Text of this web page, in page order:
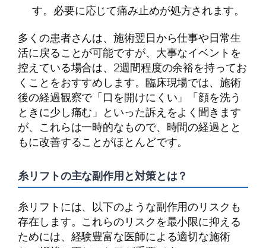
す。必要に応じて痛み止めが処方されます。
多くの患者さんは、施術翌日から仕事や日常生
活に戻ることが可能ですが、大事なイベントを
控えている場合は、2週間程度の余裕を持ってお
くことをおすすめします。臨床現場では、施術
後の経過観察で「口を開けにくい」「顔を洗う
ときに少し痛む」といった訴えをよく聞きます
が、これらは一時的なもので、時間の経過とと
もに改善することがほとんどです。
糸リフトの主な副作用と対策とは？
糸リフトには、以下のような副作用のリスクも
存在します。これらのリスクを最小限に抑える
ためには、経験豊富な医師による適切な施術